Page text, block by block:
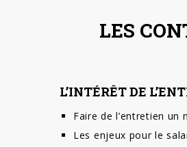
LES
L’INTÉRÊT DE
Faire de l’entretien
Les enjeux pour le